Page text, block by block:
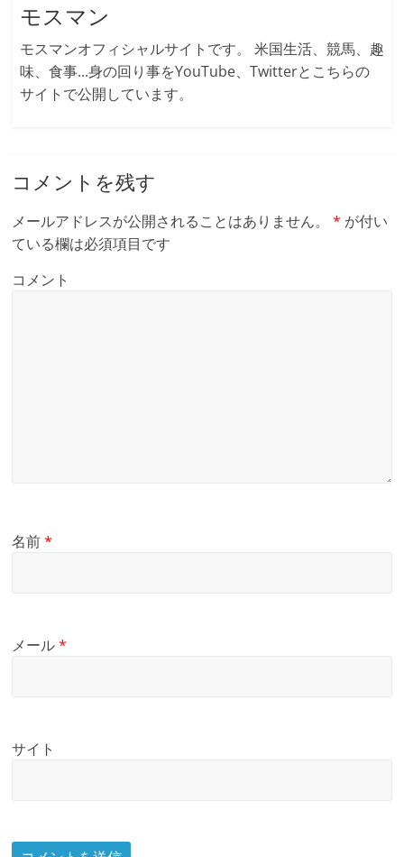
モスマン
モスマンオフィシャルサイトです。 米国生活、競馬、趣
味、食事...身の回り事をYouTube、Twitterとこちらの
サイトで公開しています。
コメントを残す
メールアドレスが公開されることはありません。 * が付い
ている欄は必須項目です
コメント
名前*
メール*
サイト